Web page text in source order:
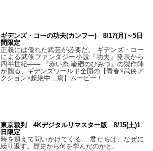
ギデンズ・コーの功夫(カンフー) 8/17(月)～5日
間限定
正義には優れた武芸が必要だ。 ギデンズ・コー
による武侠ファンタジー小説『功夫』発表から
四半世紀―― 『赤い糸 輪廻のひみつ』の製作陣
が贈る、ギデンズワールド全開の【青春×武侠ア
クション×超絶中二病】ムービー！
東京裁判 4Kデジタルリマスター版 8/15(土)1
日限定
時を超えて問いかけてくる… 君たちは、なぜに
繰り返す。歴史から何を学んだのかと。